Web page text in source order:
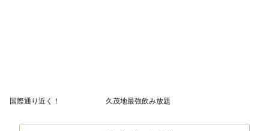
国際通り近く！ 久茂地最強飲み放題